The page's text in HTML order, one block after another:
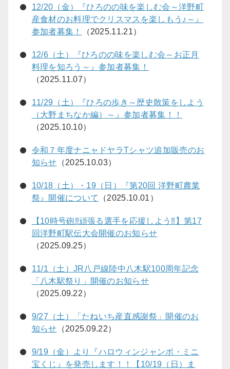
12/20（金）『ひろのの味を楽しむ会～洋野町
産食材のお料理でクリスマスを楽しもう♪～』
参加者募集！
（2025.11.21）
12/6（土）『ひろのの味を楽しむ会～お正月
料理を知ろう～』参加者募集！
（2025.11.07）
11/29（土）『ひろの歩き～歴史散策をしよう
（大野まちなか編）～』参加者募集！！
（2025.10.10）
令和７年度ナニャドヤラTシャツ追加販売のお
知らせ （2025.10.03）
10/18（土）・19（日）『第20回 洋野町農業
祭』開催について
（2025.10.01）
【10時号砲‼頑張る選手を応援しよう‼】第17
回洋野町駅伝大会開催のお知らせ
（2025.09.25）
11/1（土）JR八戸線陸中八木駅100周年記念
「八木駅祭り」開催のお知らせ
（2025.09.22）
9/27（土）「たねいち産直感謝祭」開催のお
知らせ （2025.09.22）
9/19（金）より『ハロウィンジャンボ・ミニ
宝くじ』を発売します！！【10/19（日）ま